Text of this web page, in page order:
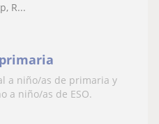
R...
a niño/as de primaria y
a niño/as de ESO.